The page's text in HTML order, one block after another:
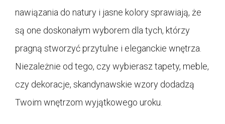
nawiązania do natury i jasne kolory sprawiają, że
są one doskonałym wyborem dla tych, którzy
pragną stworzyć przytulne i eleganckie wnętrza.
Niezależnie od tego, czy wybierasz tapety, meble,
czy dekoracje, skandynawskie wzory dodadzą
Twoim wnętrzom wyjątkowego uroku.